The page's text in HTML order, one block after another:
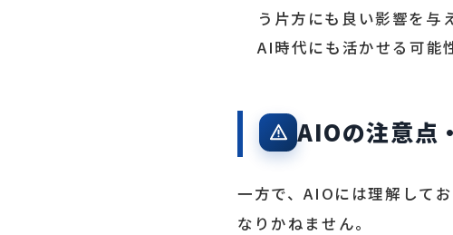
う片方にも良い影響を与
AI時代にも活かせる可能
AIOの注意点
一方で、AIOには理解して
なりかねません。